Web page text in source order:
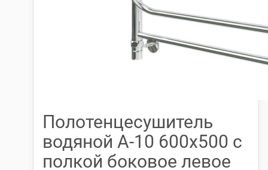
Полотенцесушитель
водяной А-10 600х500 с
полкой боковое левое